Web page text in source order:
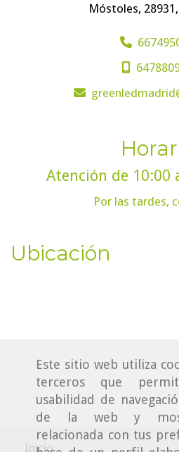
Este sitio web utiliza
terceros que
usabilidad de
de la web y
relacionada con tus
Móstoles, 28931 ,
greenledmadrid
Atención de 10:00
Por las tardes,
Ubicación
Inicio